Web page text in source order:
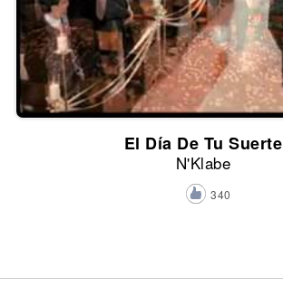
El Día De Tu Suerte
N'Klabe
340